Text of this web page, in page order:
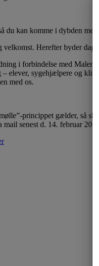
du kan komme i dybden
Herefter byder
i forbindelse med
elever, sygehjælpere og
med os.
princippet gælder, så
senest d. 14. februar 2019.